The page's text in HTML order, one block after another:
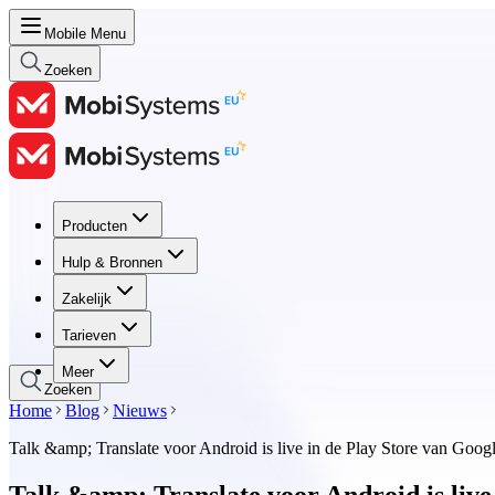
Mobile Menu
Zoeken
Producten
Hulp & Bronnen
Zakelijk
Tarieven
Meer
Producten
Hulp & Bronnen
Zakelijk
Tarieven
Zoeken
Home Blog
Nieuws
Talk &amp; Translate voor Android is live in de Play Store van